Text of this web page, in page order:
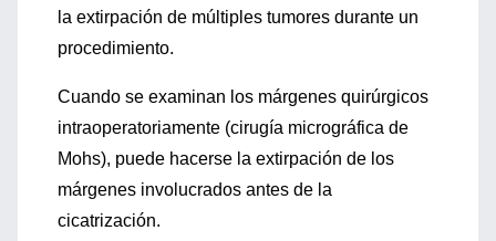
la extirpación de múltiples tumores durante un
procedimiento.
Cuando se examinan los márgenes quirúrgicos
intraoperatoriamente (cirugía micrográfica de
Mohs), puede hacerse la extirpación de los
márgenes involucrados antes de la
cicatrización.